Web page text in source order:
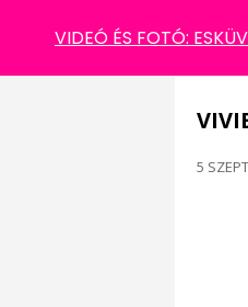
5
VIDEÓ ÉS FOTÓ: